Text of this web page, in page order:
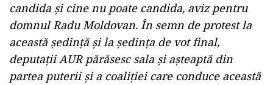
candida şi cine nu poate candida, aviz pentru
domnul Radu Moldovan. În semn de protest la
această ședință și la ședința de vot final,
deputații AUR părăsesc sala și așteaptă din
partea puterii și a coaliției care conduce această